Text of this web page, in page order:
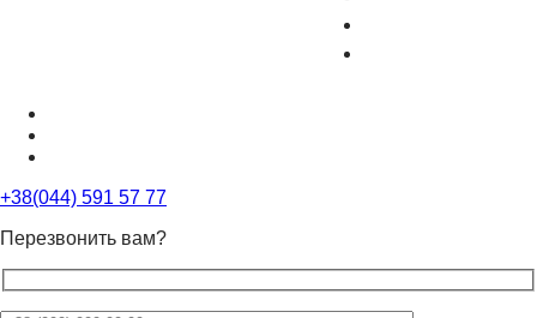
+38(044) 591 57 77
Перезвонить вам?